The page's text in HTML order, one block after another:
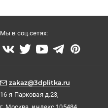
Мы в соц.сетях:
zakaz@3dplitka.ru
16-я Парковая д.23,